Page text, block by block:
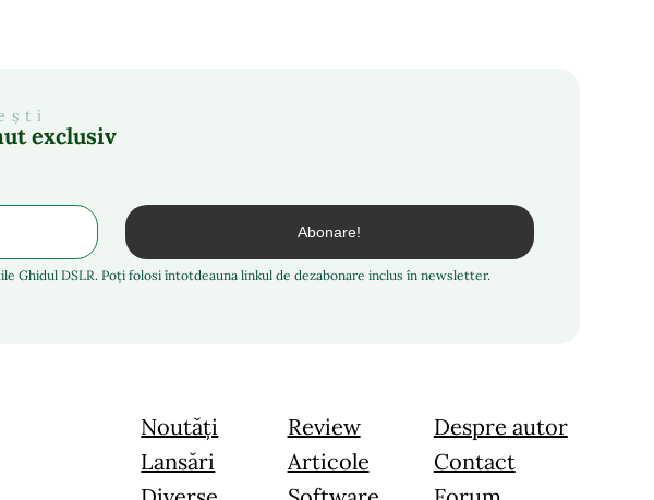
exclusiv
DSLR. Poți folosi întotdeauna linkul de dezabonare inclus în newsletter.
Noutăți
Lansări
Review
Articole
Despre autor
Contact